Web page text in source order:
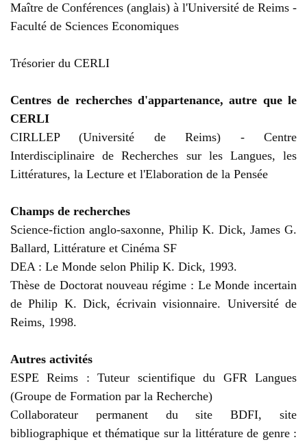
Maître de Conférences (anglais) à l'Université de Reims -
Faculté de Sciences Economiques
Trésorier du CERLI
Centres de recherches d'appartenance, autre que le
CERLI
CIRLLEP (Université de Reims) - Centre
Interdisciplinaire de Recherches sur les Langues, les
Littératures, la Lecture et l'Elaboration de la Pensée
Champs de recherches
Science-fiction anglo-saxonne, Philip K. Dick, James G.
Ballard, Littérature et Cinéma SF
DEA : Le Monde selon Philip K. Dick, 1993.
Thèse de Doctorat nouveau régime : Le Monde incertain
de Philip K. Dick, écrivain visionnaire. Université de
Reims, 1998.
Autres activités
ESPE Reims : Tuteur scientifique du GFR Langues
(Groupe de Formation par la Recherche)
Collaborateur permanent du site BDFI, site
bibliographique et thématique sur la littérature de genre :